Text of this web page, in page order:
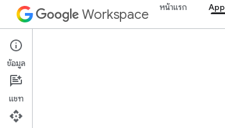
Workspace หน้าแรก
Apps Script
ภาพรวม
ข้อมูล
แชท